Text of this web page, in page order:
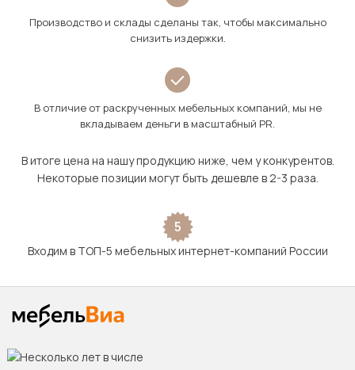
Производство и склады сделаны так, чтобы максимально
снизить издержки.
В отличие от раскрученных мебельных компаний, мы не
вкладываем деньги в масштабный PR.
В итоге цена на нашу продукцию ниже, чем у конкурентов.
Некоторые позиции могут быть дешевле в 2-3 раза.
5
Входим в ТОП-5 мебельных интернет-компаний России